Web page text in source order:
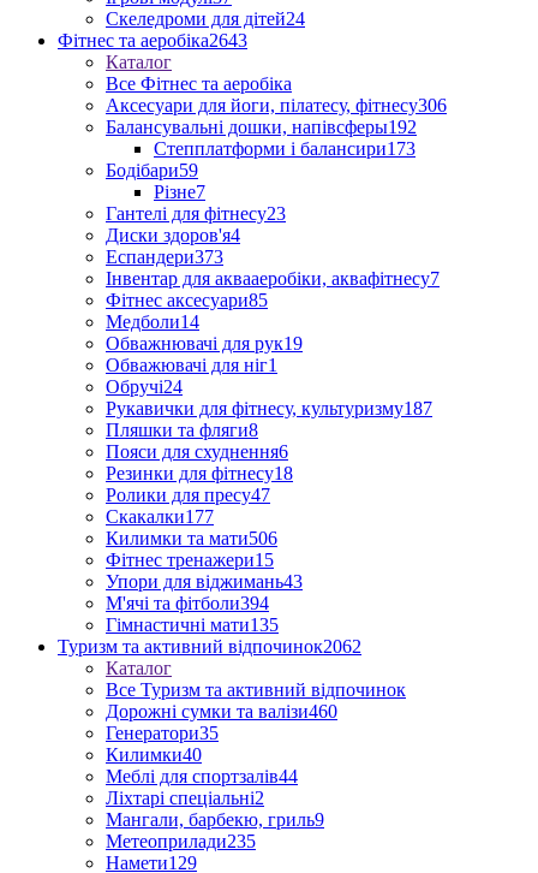
Скеледроми для дітей24
Фітнес та аеробіка2643
Каталог
Все Фітнес та аеробіка
Аксесуари для йоги, пілатесу, фітнесу306
Балансувальні дошки, напівсферы192
Степплатформи і балансири173
Бодібари59
Різне7
Гантелі для фітнесу23
Диски здоров'я4
Еспандери373
Інвентар для аквааеробіки, аквафітнесу7
Фітнес аксесуари85
Медболи14
Обважнювачі для рук19
Обважювачі для ніг1
Обручі24
Рукавички для фітнесу, культуризму187
Пляшки та фляги8
Пояси для схуднення6
Резинки для фітнесу18
Ролики для пресу47
Скакалки177
Килимки та мати506
Фітнес тренажери15
Упори для віджимань43
М'ячі та фітболи394
Гімнастичні мати135
Туризм та активний відпочинок2062
Каталог
Все Туризм та активний відпочинок
Дорожні сумки та валізи460
Генератори35
Килимки40
Меблі для спортзалів44
Ліхтарі спеціальні2
Мангали, барбекю, гриль9
Метеоприлади235
Намети129